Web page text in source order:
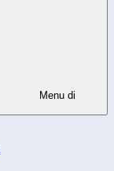
Menu di